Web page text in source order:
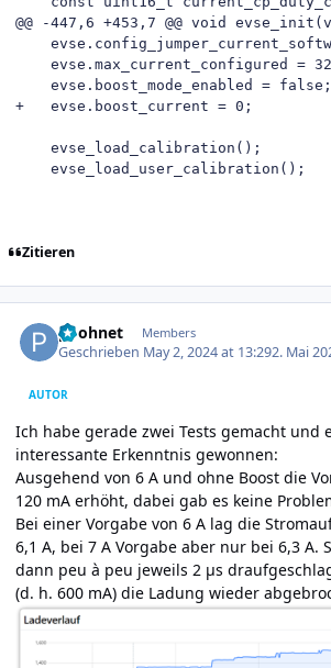
@@ -447,6 +453,7 @@ void
+	evse.boost_current = 0;
evse_load_user_calibration();
Zitieren
poohnet Members
Geschrieben May 2, 2024 at 13:292. Mai
AUTOR
Ich habe gerade zwei Tests gemacht und
interessante Erkenntnis gewonnen:
Ausgehend von 6 A und ohne Boost die
120 mA erhöht, dabei gab es keine
Bei einer Vorgabe von 6 A lag die
6,1 A, bei 7 A Vorgabe aber nur bei 6,3 A.
dann peu à peu jeweils 2 µs
(d. h. 600 mA) die Ladung wieder